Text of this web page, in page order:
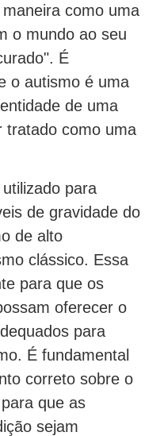
como uma
o mundo ao seu
É
o autismo é uma
de uma
tratado como uma
para
de gravidade do
de alto
clássico. Essa
para que os
oferecer o
para
É fundamental
correto sobre o
que as
sejam